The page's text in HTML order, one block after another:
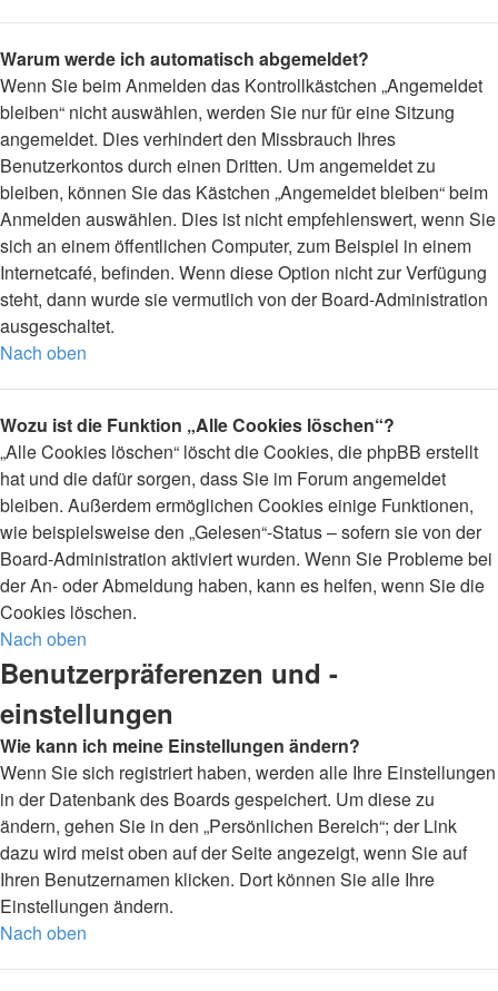
Warum werde ich automatisch abgemeldet?
Wenn Sie beim Anmelden das Kontrollkästchen „Angemeldet
bleiben“ nicht auswählen, werden Sie nur für eine Sitzung
angemeldet. Dies verhindert den Missbrauch Ihres
Benutzerkontos durch einen Dritten. Um angemeldet zu
bleiben, können Sie das Kästchen „Angemeldet bleiben“ beim
Anmelden auswählen. Dies ist nicht empfehlenswert, wenn Sie
sich an einem öffentlichen Computer, zum Beispiel in einem
Internetcafé, befinden. Wenn diese Option nicht zur Verfügung
steht, dann wurde sie vermutlich von der Board-Administration
ausgeschaltet.
Nach oben
Wozu ist die Funktion „Alle Cookies löschen“?
„Alle Cookies löschen“ löscht die Cookies, die phpBB erstellt
hat und die dafür sorgen, dass Sie im Forum angemeldet
bleiben. Außerdem ermöglichen Cookies einige Funktionen,
wie beispielsweise den „Gelesen“-Status – sofern sie von der
Board-Administration aktiviert wurden. Wenn Sie Probleme bei
der An- oder Abmeldung haben, kann es helfen, wenn Sie die
Cookies löschen.
Nach oben
Benutzerpräferenzen und -
einstellungen
Wie kann ich meine Einstellungen ändern?
Wenn Sie sich registriert haben, werden alle Ihre Einstellungen
in der Datenbank des Boards gespeichert. Um diese zu
ändern, gehen Sie in den „Persönlichen Bereich“; der Link
dazu wird meist oben auf der Seite angezeigt, wenn Sie auf
Ihren Benutzernamen klicken. Dort können Sie alle Ihre
Einstellungen ändern.
Nach oben